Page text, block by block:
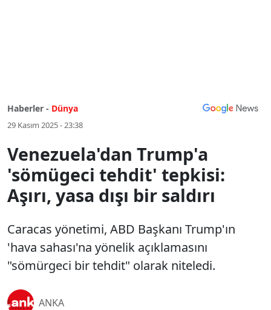
Haberler - Dünya
29 Kasım 2025 - 23:38
Venezuela'dan Trump'a
'sömügeci tehdit' tepkisi:
Aşırı, yasa dışı bir saldırı
Caracas yönetimi, ABD Başkanı Trump'ın
'hava sahası'na yönelik açıklamasını
"sömürgeci bir tehdit" olarak niteledi.
ANKA